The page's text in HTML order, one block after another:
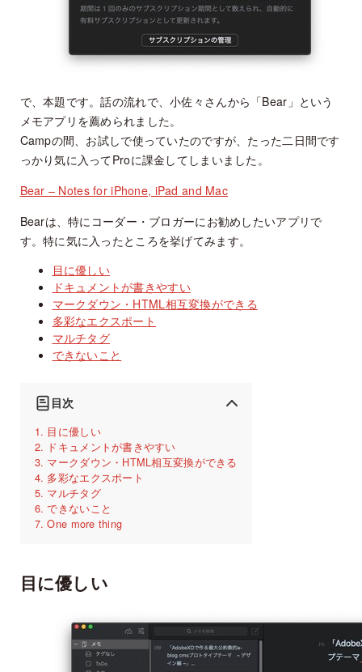
で、本題です。話の流れで、小佐々さんから「Bear」という
メモアプリを薦められました。
Campの間、お試しで使っていたのですが、たった二日間です
っかり気に入ってProに課金してしまいました。
Bear – Notes for iPhone, iPad and Mac
Bearは、特にコーダー・ブロガーにお勧めしたいアプリで
す。特に気に入ったところを挙げてみます。
目に優しい
ドキュメントが書きやすい
マークダウン・HTML相互変換ができる
多彩なエクスポート
マルチタグ
できないこと
目次
目に優しい
ドキュメントが書きやすい
マークダウン・HTML相互変換ができる
多彩なエクスポート
マルチタグ
できないこと
One more thing
目に優しい